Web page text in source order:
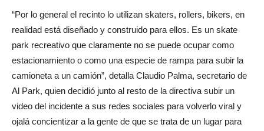
“Por lo general el recinto lo utilizan skaters, rollers, bikers, en
realidad está diseñado y construido para ellos. Es un skate
park recreativo que claramente no se puede ocupar como
estacionamiento o como una especie de rampa para subir la
camioneta a un camión”, detalla Claudio Palma, secretario de
Al Park, quien decidió junto al resto de la directiva subir un
video del incidente a sus redes sociales para volverlo viral y
ojalá concientizar a la gente de que se trata de un lugar para